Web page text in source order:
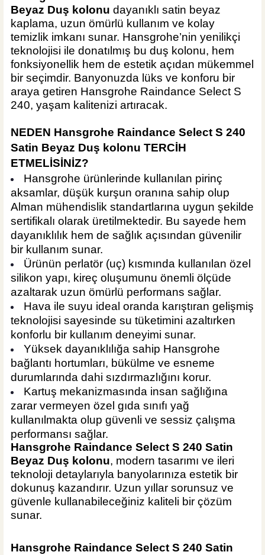
Beyaz Duş kolonu dayanıklı satin beyaz
kaplama, uzun ömürlü kullanım ve kolay
temizlik imkanı sunar. Hansgrohe’nin yenilikçi
teknolojisi ile donatılmış bu duş kolonu, hem
fonksiyonellik hem de estetik açıdan mükemmel
bir seçimdir. Banyonuzda lüks ve konforu bir
araya getiren Hansgrohe Raindance Select S
240, yaşam kalitenizi artıracak.
NEDEN Hansgrohe Raindance Select S 240
Satin Beyaz Duş kolonu TERCİH
ETMELİSİNİZ?
Hansgrohe ürünlerinde kullanılan pirinç
aksamlar, düşük kurşun oranına sahip olup
Alman mühendislik standartlarına uygun şekilde
sertifikalı olarak üretilmektedir. Bu sayede hem
dayanıklılık hem de sağlık açısından güvenilir
bir kullanım sunar.
Ürünün perlatör (uç) kısmında kullanılan özel
silikon yapı, kireç oluşumunu önemli ölçüde
azaltarak uzun ömürlü performans sağlar.
Hava ile suyu ideal oranda karıştıran gelişmiş
teknolojisi sayesinde su tüketimini azaltırken
konforlu bir kullanım deneyimi sunar.
Yüksek dayanıklılığa sahip Hansgrohe
bağlantı hortumları, bükülme ve esneme
durumlarında dahi sızdırmazlığını korur.
Kartuş mekanizmasında insan sağlığına
zarar vermeyen özel gıda sınıfı yağ
kullanılmakta olup güvenli ve sessiz çalışma
performansı sağlar.
Hansgrohe Raindance Select S 240 Satin
Beyaz Duş kolonu, modern tasarımı ve ileri
teknoloji detaylarıyla banyolarınıza estetik bir
dokunuş kazandırır. Uzun yıllar sorunsuz ve
güvenle kullanabileceğiniz kaliteli bir çözüm
sunar.
Hansgrohe Raindance Select S 240 Satin